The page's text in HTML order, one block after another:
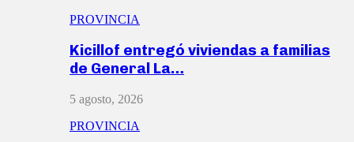
PROVINCIA
Kicillof entregó viviendas a familias
de General La…
5 agosto, 2026
PROVINCIA